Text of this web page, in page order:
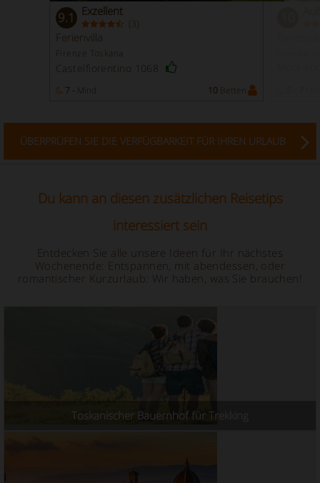
9.1 Exzellent
( 3 )
Ferienvilla
Firenze Toskana
Castelfiorentino 1068
7 - Mind 10 Betten
ÜBERPRÜFEN SIE DIE VERFÜGBARKEIT FÜR IHREN URLAUB
Du kann an diesen zusätzlichen Reisetips
interessiert sein
Entdecken Sie alle unsere Ideen für Ihr nächstes
Wochenende: Entspannen, mit abendessen, oder
romantischer Kurzurlaub: Wir haben, was Sie brauchen!
Toskanischer Bauernhof für Trekking